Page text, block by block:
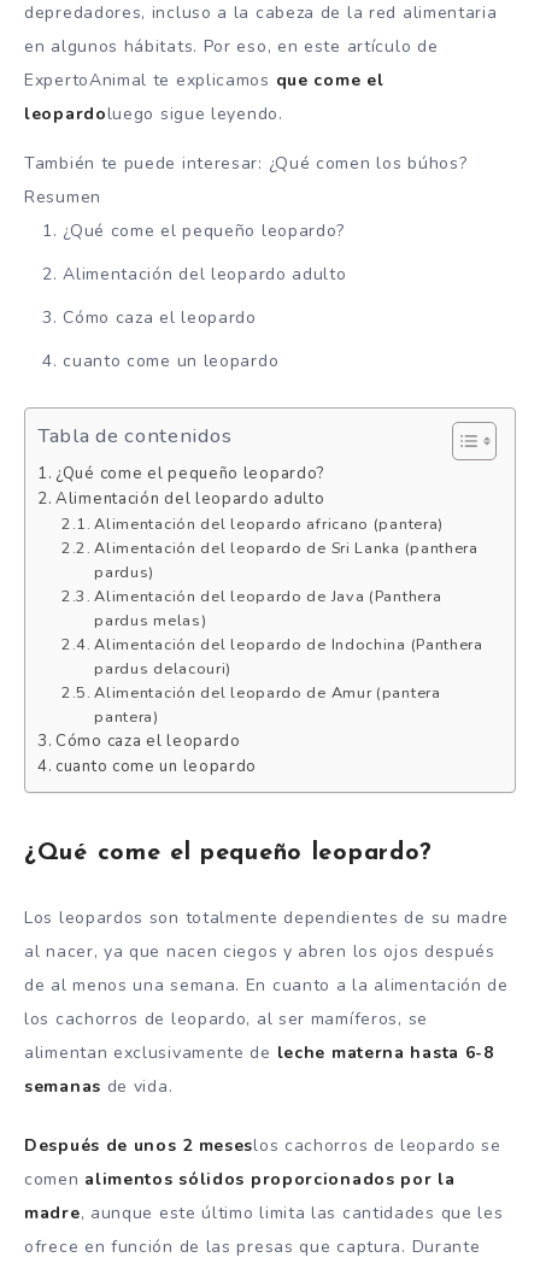
depredadores, incluso a la cabeza de la red alimentaria
en algunos hábitats. Por eso, en este artículo de
ExpertoAnimal te explicamos que come el
leopardoluego sigue leyendo.
También te puede interesar: ¿Qué comen los búhos?
Resumen
¿Qué come el pequeño leopardo?
Alimentación del leopardo adulto
Cómo caza el leopardo
cuanto come un leopardo
Tabla de contenidos
¿Qué come el pequeño leopardo?
Alimentación del leopardo adulto
Alimentación del leopardo africano (pantera)
Alimentación del leopardo de Sri Lanka (panthera
pardus)
Alimentación del leopardo de Java (Panthera
pardus melas)
Alimentación del leopardo de Indochina (Panthera
pardus delacouri)
Alimentación del leopardo de Amur (pantera
pantera)
Cómo caza el leopardo
cuanto come un leopardo
¿Qué come el pequeño leopardo?
Los leopardos son totalmente dependientes de su madre
al nacer, ya que nacen ciegos y abren los ojos después
de al menos una semana. En cuanto a la alimentación de
los cachorros de leopardo, al ser mamíferos, se
alimentan exclusivamente de leche materna hasta 6-8
semanas de vida.
Después de unos 2 meseslos cachorros de leopardo se
comen alimentos sólidos proporcionados por la
madre, aunque este último limita las cantidades que les
ofrece en función de las presas que captura. Durante